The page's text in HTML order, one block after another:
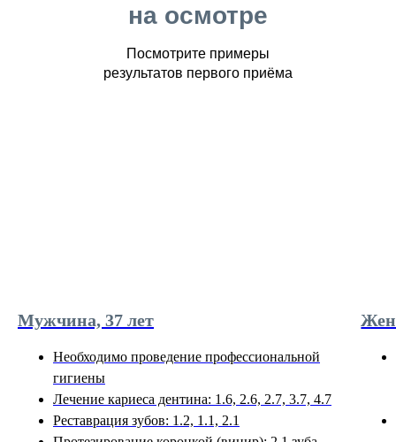
на осмотре
Посмотрите примеры
результатов первого приёма
Мужчина, 37 лет
Необходимо проведение профессиональной
гигиены
Лечение кариеса дентина: 1.6, 2.6, 2.7, 3.7, 4.7
Реставрация зубов: 1.2, 1.1, 2.1